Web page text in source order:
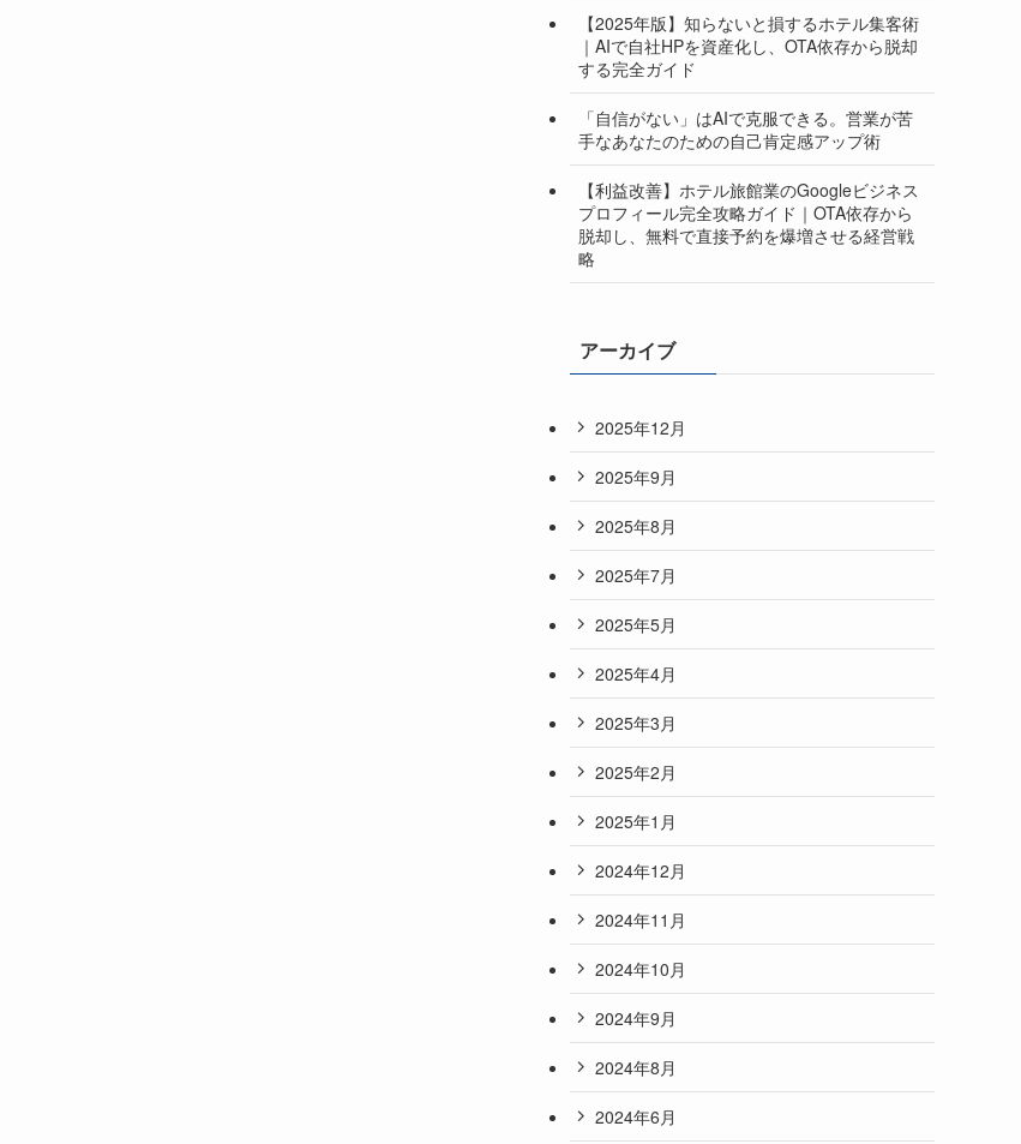
【2025年版】知らないと損するホテル集客術
｜AIで自社HPを資産化し、OTA依存から脱却
する完全ガイド
「自信がない」はAIで克服できる。営業が苦
手なあなたのための自己肯定感アップ術
【利益改善】ホテル旅館業のGoogleビジネス
プロフィール完全攻略ガイド｜OTA依存から
脱却し、無料で直接予約を爆増させる経営戦
略
アーカイブ
2025年12月
2025年9月
2025年8月
2025年7月
2025年5月
2025年4月
2025年3月
2025年2月
2025年1月
2024年12月
2024年11月
2024年10月
2024年9月
2024年8月
2024年6月